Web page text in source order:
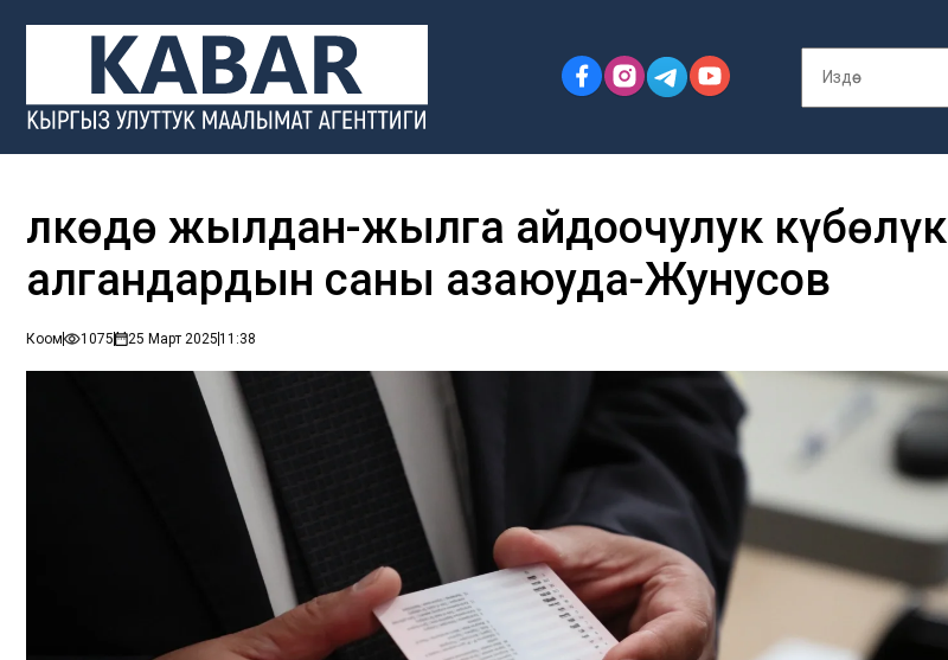
Өлкөдө жылдан-жылга айдоочулук күбөлүк
алгандардын саны азаюуда-Жунусов
Коом 1075 25 Март 202511:38